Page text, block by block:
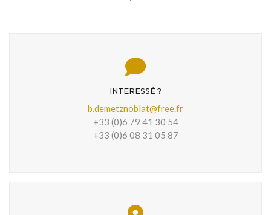
INTERESSÉ ?
b.demetznoblat@free.fr
+33 (0)6 79 41 30 54
+33 (0)6 08 31 05 87